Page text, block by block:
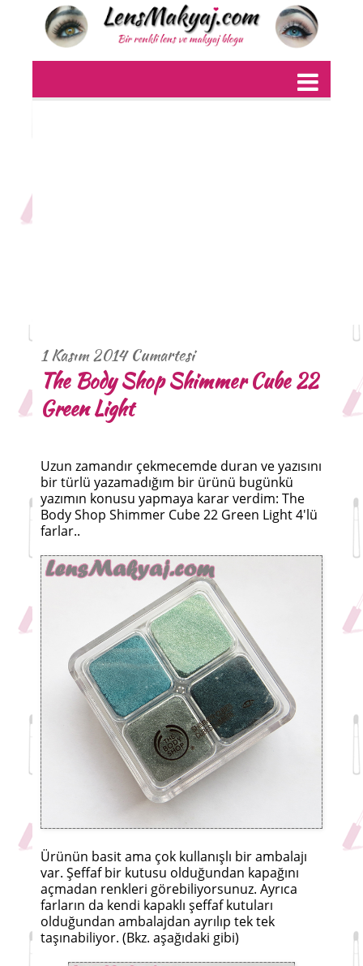
1 Kasım 2014 Cumartesi
The Body Shop Shimmer Cube 22
Green Light
Uzun zamandır çekmecemde duran ve yazısını
bir türlü yazamadığım bir ürünü bugünkü
yazımın konusu yapmaya karar verdim: The
Body Shop Shimmer Cube 22 Green Light 4'lü
farlar..
Ürünün basit ama çok kullanışlı bir ambalajı
var. Şeffaf bir kutusu olduğundan kapağını
açmadan renkleri görebiliyorsunuz. Ayrıca
farların da kendi kapaklı şeffaf kutuları
olduğundan ambalajdan ayrılıp tek tek
taşınabiliyor. (Bkz. aşağıdaki gibi)